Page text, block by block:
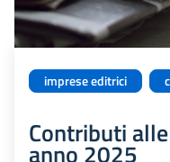
imprese editrici
Contributi
anno 2025